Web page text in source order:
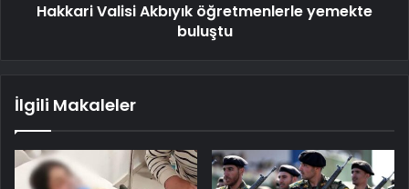
Hakkari Valisi Akbıyık öğretmenlerle yemekte
buluştu
İlgili Makaleler